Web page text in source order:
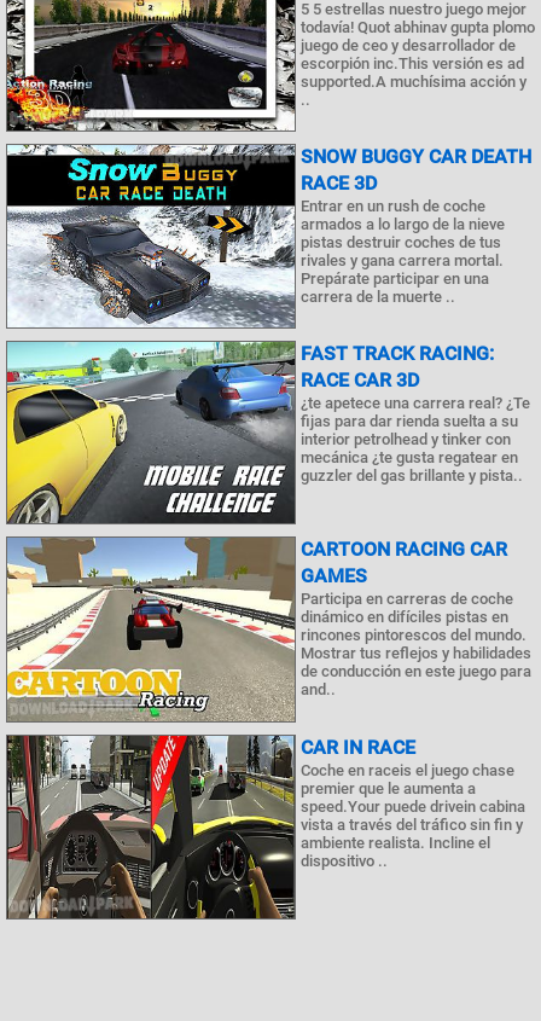
5 5 estrellas nuestro juego mejor
todavía! Quot abhinav gupta plomo
juego de ceo y desarrollador de
escorpión inc.This versión es ad
supported.A muchísima acción y
..
SNOW BUGGY CAR DEATH
RACE 3D
Entrar en un rush de coche
armados a lo largo de la nieve
pistas destruir coches de tus
rivales y gana carrera mortal.
Prepárate participar en una
carrera de la muerte ..
FAST TRACK RACING:
RACE CAR 3D
¿te apetece una carrera real? ¿Te
fijas para dar rienda suelta a su
interior petrolhead y tinker con
mecánica ¿te gusta regatear en
guzzler del gas brillante y pista..
CARTOON RACING CAR
GAMES
Participa en carreras de coche
dinámico en difíciles pistas en
rincones pintorescos del mundo.
Mostrar tus reflejos y habilidades
de conducción en este juego para
and..
CAR IN RACE
Coche en raceis el juego chase
premier que le aumenta a
speed.Your puede drivein cabina
vista a través del tráfico sin fin y
ambiente realista. Incline el
dispositivo ..